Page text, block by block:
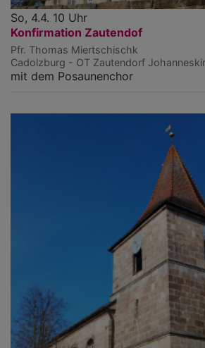
So, 4.4. 10 Uhr
Konfirmation Zautendof
Pfr. Thomas Miertschischk
Cadolzburg - OT Zautendorf
mit dem Posaunenchor